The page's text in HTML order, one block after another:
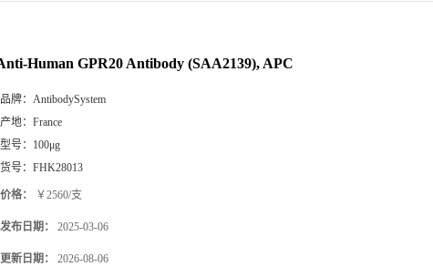
Human GPR20 Antibody (SAA2139), APC
品牌： AntibodySystem
产地： France
型号： 100μg
货号： FHK28013
价格： ￥2560/支
发布日期： 2025-03-06
更新日期： 2026-08-06